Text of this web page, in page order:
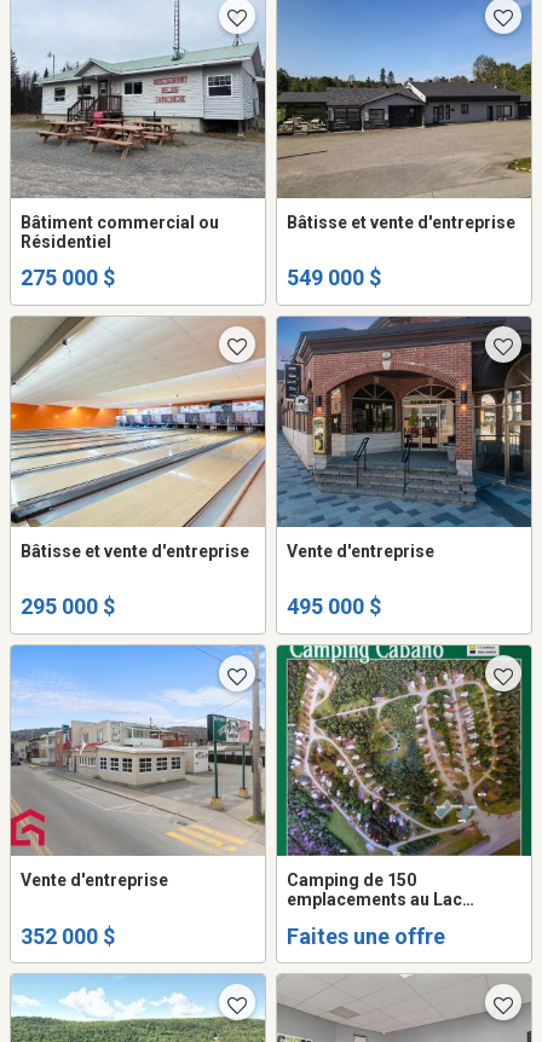
Bâtiment commercial ou
Résidentiel
275 000 $
Bâtisse et vente d'entreprise
549 000 $
Bâtisse et vente d'entreprise
295 000 $
Vente d'entreprise
495 000 $
Vente d'entreprise
352 000 $
Camping de 150
emplacements au Lac
de terre
Faites une offre